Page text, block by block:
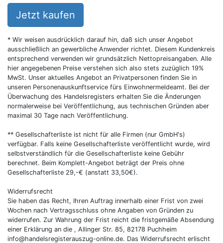
Jetzt kaufen
* Wir weisen ausdrücklich darauf hin, daß sich unser Angebot
ausschließlich an gewerbliche Anwender richtet. Diesem Kundenkreis
entsprechend verwenden wir grundsätzlich Nettopreisangaben. Alle
hier angegebenen Preise verstehen sich also stets zuzüglich 19%
MwSt. Unser aktuelles Angebot an Privatpersonen finden Sie in
unseren Personenauskunftservice fürs Einwohnermeldeamt. Bei der
Überwachung des Handelsregisters erhalten Sie die Änderungen
normalerweise bei Veröffentlichung, aus technischen Gründen aber
maximal 30 Tage nach Veröffentlichung.
** Gesellschafterliste ist nicht für alle Firmen (nur GmbH's)
verfügbar. Falls keine Gesellschafterliste veröffentlicht wurde, wird
selbstverständlich für die Gesellschafterliste keine Gebühr
berechnet. Beim Komplett-Angebot beträgt der Preis ohne
Gesellschafterliste 29,-€ (anstatt 33,50€).
Widerrufsrecht
Sie haben das Recht, Ihren Auftrag innerhalb einer Frist von zwei
Wochen nach Vertragsschluss ohne Angaben von Gründen zu
widerrufen. Zur Wahrung der Frist reicht die fristgemäße Absendung
einer Erklärung an die , Allinger Str. 85, 82178 Puchheim
info@handelsregisterauszug-online.de. Das Widerrufsrecht erlischt